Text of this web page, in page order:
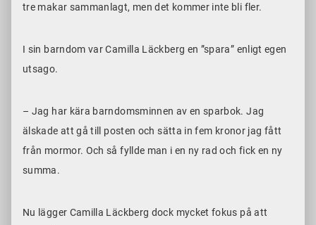
tre makar sammanlagt, men det kommer inte bli fler.
I sin barndom var Camilla Läckberg en ”spara” enligt egen
utsago.
– Jag har kära barndomsminnen av en sparbok. Jag
älskade att gå till posten och sätta in fem kronor jag fått
från mormor. Och så fyllde man i en ny rad och fick en ny
summa.
Nu lägger Camilla Läckberg dock mycket fokus på att